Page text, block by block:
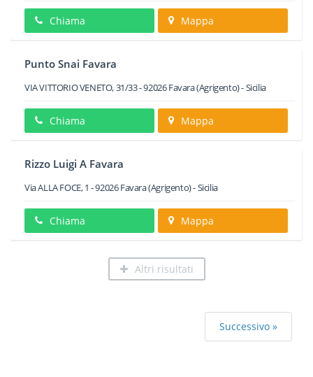
Chiama Mappa
Punto Snai Favara
VIA VITTORIO VENETO, 31/33-92026Favara(Agrigento) -Sicilia
Chiama Mappa
Rizzo Luigi A Favara
Via ALLA FOCE, 1 -92026Favara(Agrigento) -Sicilia
Chiama Mappa
Altri risultati
Successivo »